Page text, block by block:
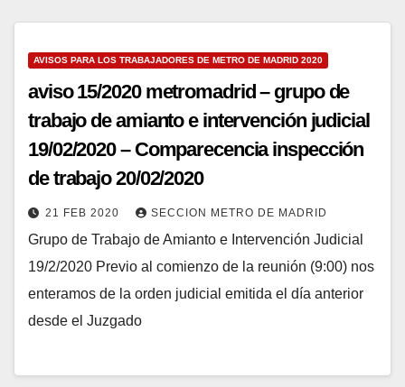
AVISOS PARA LOS TRABAJADORES DE METRO DE MADRID 2020
aviso 15/2020 metromadrid – grupo de
trabajo de amianto e intervención judicial
19/02/2020 – Comparecencia inspección
de trabajo 20/02/2020
21 FEB 2020 SECCION METRO DE MADRID
Grupo de Trabajo de Amianto e Intervención Judicial
19/2/2020 Previo al comienzo de la reunión (9:00) nos
enteramos de la orden judicial emitida el día anterior
desde el Juzgado